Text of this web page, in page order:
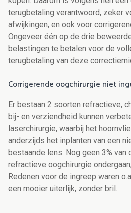
terugbetaling verantwoord, zeker
afwijkingen, en ook voor
Ongeveer één op de drie
belastingen te betalen voor de
terugbetaling van deze
Corrigerende oogchirurgie niet
Er bestaan 2 soorten refractieve,
bij- en verziendheid kunnen
laserchirurgie, waarbij het
anderzijds het inplanten van een
bestaande lens. Nog geen 3%
refractieve oogchirurgie
Redenen voor de ingreep waren
een mooier uiterlijk, zonder bril.